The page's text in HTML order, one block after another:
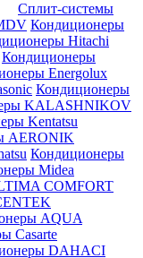
Сплит-системы
Кондиционеры
Hitachi
Кондиционеры
Energolux
Кондиционеры
KALASHNIKOV
Kentatsu
AERONIK
Кондиционеры
Midea
COMFORT
AQUA
Casarte
DAHACI